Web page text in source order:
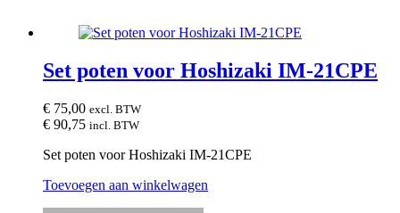
Set poten voor Hoshizaki IM-21CPE
€ 75,00 excl. BTW
€ 90,75 incl. BTW
Set poten voor Hoshizaki IM-21CPE
Toevoegen aan winkelwagen